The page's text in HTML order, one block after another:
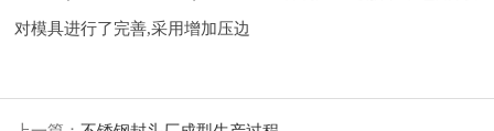
对模具进行了完善,采用增加压边